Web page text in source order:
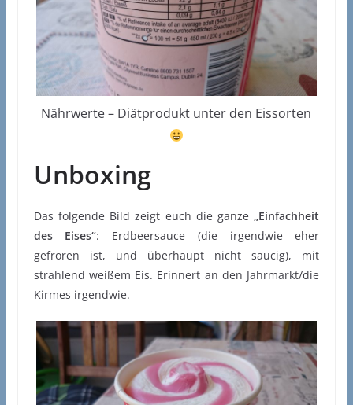
Nährwerte – Diätprodukt unter den Eissorten
Unboxing
Das folgende Bild zeigt euch die ganze „Einfachheit
des Eises“: Erdbeersauce (die irgendwie eher
gefroren ist, und überhaupt nicht saucig), mit
strahlend weißem Eis. Erinnert an den Jahrmarkt/die
Kirmes irgendwie.